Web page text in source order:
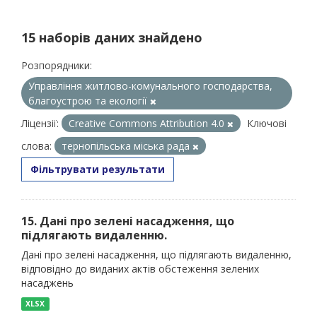
15 наборів даних знайдено
Розпорядники:
Управління житлово-комунального господарства,
благоустрою та екології
Ліцензії:
Creative Commons Attribution 4.0
Ключові
слова:
тернопільська міська рада
Фільтрувати результати
15. Дані про зелені насадження, що
підлягають видаленню.
Дані про зелені насадження, що підлягають видаленню,
відповідно до виданих актів обстеження зелених
насаджень
XLSX